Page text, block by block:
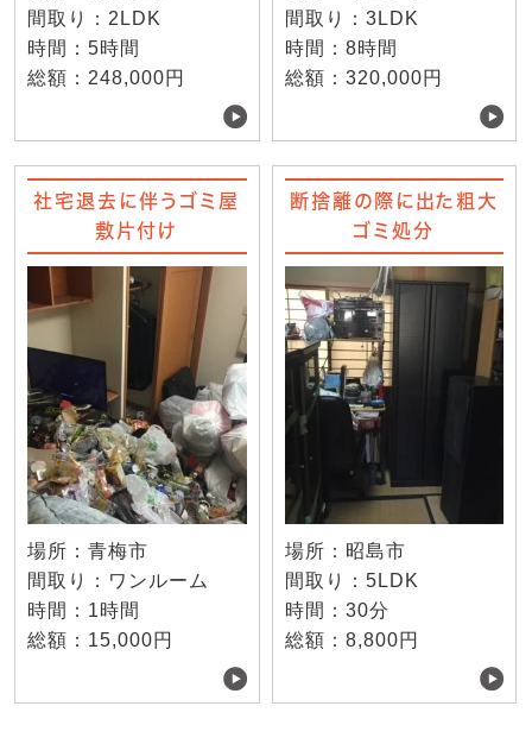
間取り：2LDK
時間：5時間
総額：248,000円
間取り：3LDK
時間：8時間
総額：320,000円
社宅退去に伴うゴミ屋
敷片付け
場所：青梅市
間取り：ワンルーム
時間：1時間
総額：15,000円
断捨離の際に出た粗大
ゴミ処分
場所：昭島市
間取り：5LDK
時間：30分
総額：8,800円